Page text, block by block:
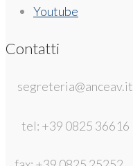
Youtube
Contatti
segreteria@anceav.it
tel: +39 0825 36616